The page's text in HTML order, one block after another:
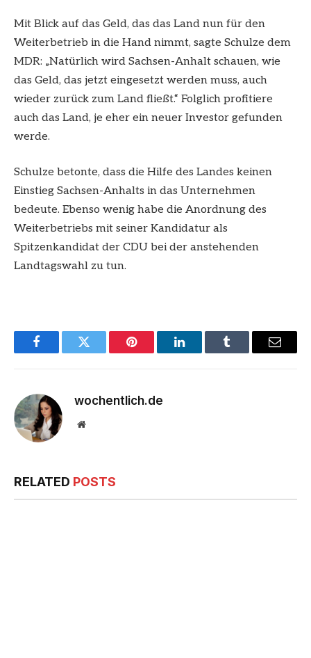
Mit Blick auf das Geld, das das Land nun für den
Weiterbetrieb in die Hand nimmt, sagte Schulze dem
MDR: „Natürlich wird Sachsen-Anhalt schauen, wie
das Geld, das jetzt eingesetzt werden muss, auch
wieder zurück zum Land fließt.“ Folglich profitiere
auch das Land, je eher ein neuer Investor gefunden
werde.
Schulze betonte, dass die Hilfe des Landes keinen
Einstieg Sachsen-Anhalts in das Unternehmen
bedeute. Ebenso wenig habe die Anordnung des
Weiterbetriebs mit seiner Kandidatur als
Spitzenkandidat der CDU bei der anstehenden
Landtagswahl zu tun.
FacebookTwitter Pinterest LinkedInTumblr Email
wochentlich.de
Website
RELATED POSTS